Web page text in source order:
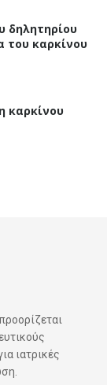
δηλητηρίου
του καρκίνου
καρκίνου
ιατρικές